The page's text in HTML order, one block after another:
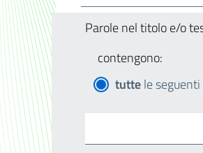
Parole nel titolo e/o
contengono:
tuttele seguenti